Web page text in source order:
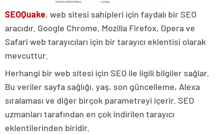
SEOQuake, web sitesi sahipleri için faydalı bir SEO
aracıdır. Google Chrome, Mozilla Firefox, Opera ve
Safari web tarayıcıları için bir tarayıcı eklentisi olarak
mevcuttur.
Herhangi bir web sitesi için SEO ile ilgili bilgiler sağlar.
Bu veriler sayfa sağlığı, yaş, son güncelleme, Alexa
sıralaması ve diğer birçok parametreyi içerir. SEO
uzmanları tarafından en çok indirilen tarayıcı
eklentilerinden biridir.